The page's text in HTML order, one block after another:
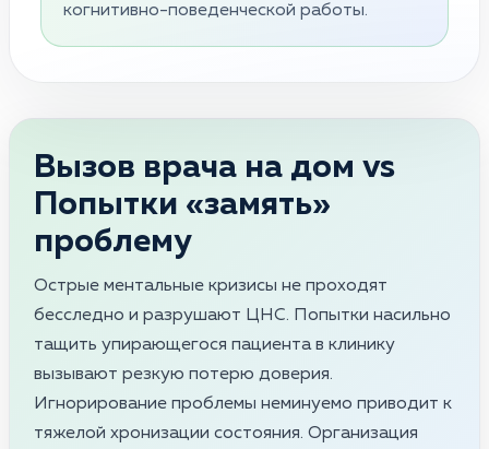
когнитивно-поведенческой работы.
Вызов врача на дом vs
Попытки «замять»
проблему
Острые ментальные кризисы не проходят
бесследно и разрушают ЦНС. Попытки насильно
тащить упирающегося пациента в клинику
вызывают резкую потерю доверия.
Игнорирование проблемы неминуемо приводит к
тяжелой хронизации состояния. Организация